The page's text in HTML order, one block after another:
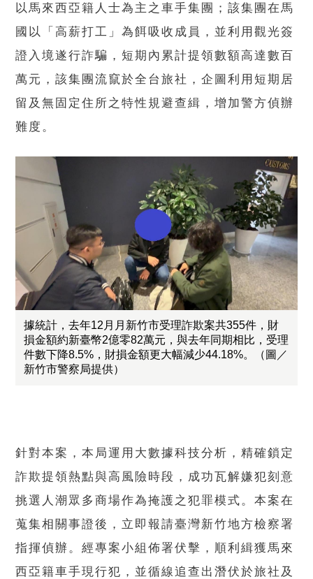
以馬來西亞籍人士為主之車手集團；該集團在馬
國以「高薪打工」為餌吸收成員，並利用觀光簽
證入境遂行詐騙，短期內累計提領數額高達數百
萬元，該集團流竄於全台旅社，企圖利用短期居
留及無固定住所之特性規避查緝，增加警方偵辦
難度。
據統計，去年12月月新竹市受理詐欺案共355件，財
損金額約新臺幣2億零82萬元，與去年同期相比，受理
件數下降8.5%，財損金額更大幅減少44.18%。（圖／
新竹市警察局提供）
針對本案，本局運用大數據科技分析，精確鎖定
詐欺提領熱點與高風險時段，成功瓦解嫌犯刻意
挑選人潮眾多商場作為掩護之犯罪模式。本案在
蒐集相關事證後，立即報請臺灣新竹地方檢察署
指揮偵辦。經專案小組佈署伏擊，順利緝獲馬來
西亞籍車手現行犯，並循線追查出潛伏於旅社及